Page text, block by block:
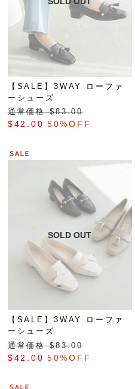
【SALE】3WAY ローファ
ーシューズ
通常価格 $‌83.00
$‌42.00 50%OFF
【SALE】3WAY ローファ
ーシューズ
通常価格 $‌83.00
$‌42.00 50%OFF